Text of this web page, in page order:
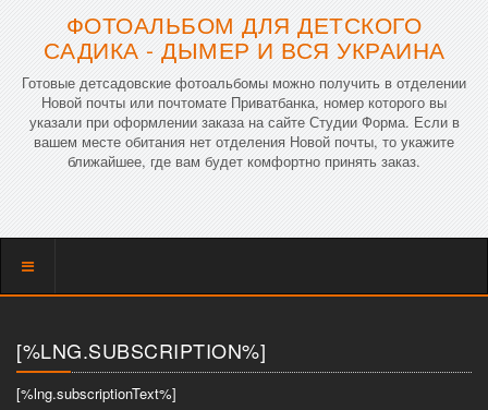
ФОТОАЛЬБОМ ДЛЯ ДЕТСКОГО
САДИКА - ДЫМЕР И ВСЯ УКРАИНА
Готовые детсадовские фотоальбомы можно получить в отделении
Новой почты или почтомате Приватбанка, номер которого вы
указали при оформлении заказа на сайте Студии Форма. Если в
вашем месте обитания нет отделения Новой почты, то укажите
ближайшее, где вам будет комфортно принять заказ.
Показать
[%LNG.SUBSCRIPTION%]
[%lng.subscriptionText%]